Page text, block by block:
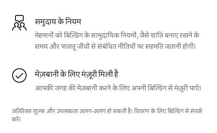
समुदाय के नियम
मेहमानों को बिल्डिंग के सामुदायिक नियमों, जैसे शांति बनाए रखने के
समय और पालतू जीवों से संबंधित नीतियों पर सहमति जतानी होगी।
मेज़बानी के लिए मंज़ूरी मिली है
आपकी जगह की मेज़बानी करने के लिए अपनी बिल्डिंग से मंज़ूरी पाएँ।
अतिरिक्त शुल्क और उपलब्धता अलग-अलग हो सकती है। विवरण के लिए बिल्डिंग से संपर्क
करें।